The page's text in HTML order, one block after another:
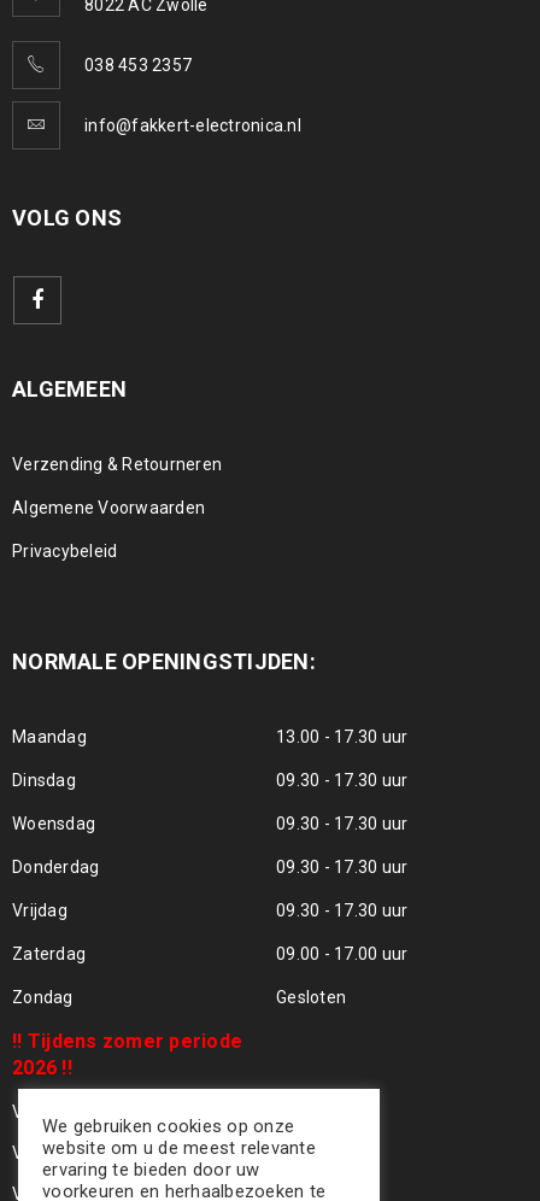
8022 AC Zwolle
038 453 2357
info@fakkert-electronica.nl
VOLG ONS
ALGEMEEN
Verzending & Retourneren
Algemene Voorwaarden
Privacybeleid
NORMALE OPENINGSTIJDEN:
Maandag 13.00 - 17.30 uur
Dinsdag 09.30 - 17.30 uur
Woensdag 09.30 - 17.30 uur
Donderdag 09.30 - 17.30 uur
Vrijdag 09.30 - 17.30 uur
Zaterdag 09.00 - 17.00 uur
Zondag Gesloten
!! Tijdens zomer periode
2026 !!
Vrijdag 24 Juli - Gesloten !!
Vrijdag 31 Juli - Gesloten !!
Vrijdag 07 Aug - Gesloten !!
We gebruiken cookies op onze
website om u de meest relevante
ervaring te bieden door uw
voorkeuren en herhaalbezoeken te